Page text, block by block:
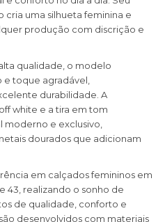
uma silhueta feminina e
produção com discrição e
qualidade, o modelo
toque agradável,
durabilidade. A
white e a tira em tom
moderno e exclusivo,
dourados que adicionam
em calçados femininos em
43, realizando o sonho de
de qualidade, conforto e
desenvolvidos com materiais